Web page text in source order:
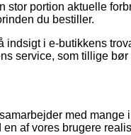
stor portion aktuelle
du bestiller.
indsigt i e-butikkens
service, som tillige
med mange
af vores brugere